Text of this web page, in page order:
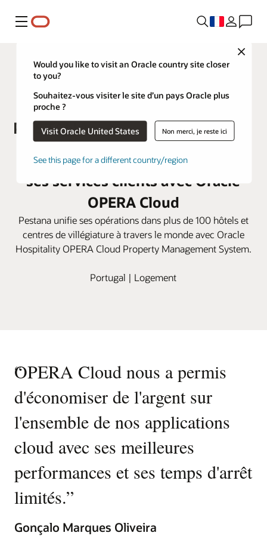
Menu
Close
Would you like to visit an Oracle country site closer
to you?
Souhaitez-vous visiter le site d’un pays Oracle plus
proche ?
Visit Oracle United States Non merci, je reste ici
See this page for a different country/region
Pestana Hotel Group fait évoluer
ses services clients avec Oracle
OPERA Cloud
Pestana unifie ses opérations dans plus de 100 hôtels et
centres de villégiature à travers le monde avec Oracle
Hospitality OPERA Cloud Property Management System.
Portugal | Logement
“
OPERA Cloud nous a permis
d'économiser de l'argent sur
l'ensemble de nos applications
cloud avec ses meilleures
performances et ses temps d'arrêt
limités.”
Gonçalo Marques Oliveira